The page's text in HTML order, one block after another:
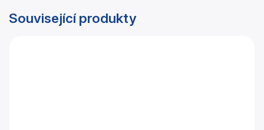
Související produkty